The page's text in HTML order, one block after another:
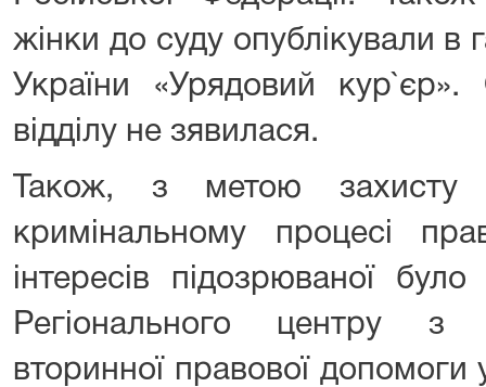
жінки до суду опублікували в
України «Урядовий
відділу не зявилася.
Також, з метою захисту
кримінальному процесі
інтересів підозрюваної
Регіонального центру з
вторинної правової допомоги